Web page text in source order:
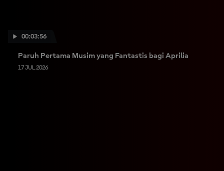
00:03:56
Paruh Pertama Musim yang Fantastis bagi Aprilia
17 JUL 2026